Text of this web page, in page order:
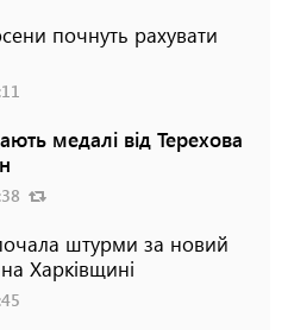
почнуть рахувати
медалі від Терехова
штурми за новий
Харківщині